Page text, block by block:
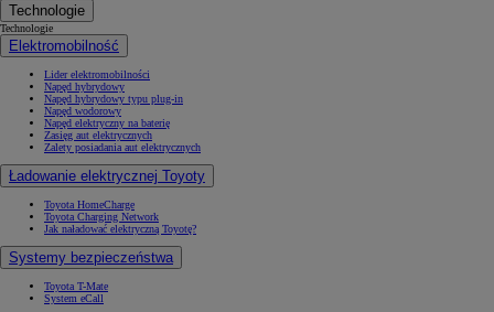
Technologie
Technologie
Elektromobilność
Lider elektromobilności
Napęd hybrydowy
Napęd hybrydowy typu plug-in
Napęd wodorowy
Napęd elektryczny na baterię
Zasięg aut elektrycznych
Zalety posiadania aut elektrycznych
Ładowanie elektrycznej Toyoty
Toyota HomeCharge
Toyota Charging Network
Jak naładować elektryczną Toyotę?
Systemy bezpieczeństwa
Toyota T-Mate
System eCall